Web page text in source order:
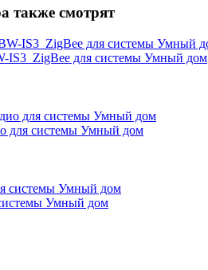
также смотрят
IS3 ZigBee для системы Умный дом
для системы Умный дом
Умный дом